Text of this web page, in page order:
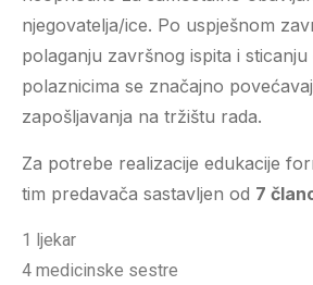
njegovatelja/ice. Po uspješnom
polaganju završnog ispita i
polaznicima se značajno
zapošljavanja na tržištu rada.
Za potrebe realizacije edukacije
tim predavača sastavljen od 7
1 ljekar
4 medicinske sestre